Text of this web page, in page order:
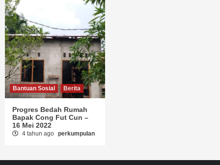
Bantuan Sosial Berita
Progres Bedah Rumah
Bapak Cong Fut Cun –
16 Mei 2022
4 tahun ago perkumpulan